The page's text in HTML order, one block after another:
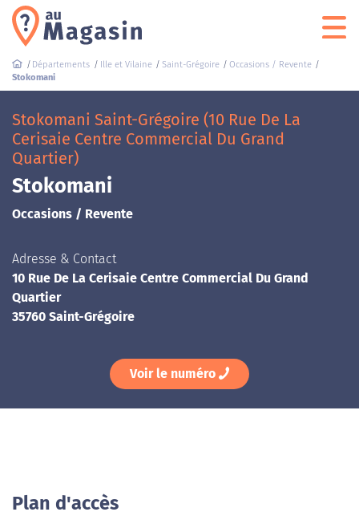
Départements Ille et Vilaine Saint-Grégoire
Occasions / Revente
Stokomani
Stokomani Saint-Grégoire (10 Rue De La
Cerisaie Centre Commercial Du Grand
Quartier)
Stokomani
Occasions / Revente
Adresse & Contact
10 Rue De La Cerisaie Centre Commercial Du Grand
Quartier
35760 Saint-Grégoire
Voir le numéro
Plan d'accès